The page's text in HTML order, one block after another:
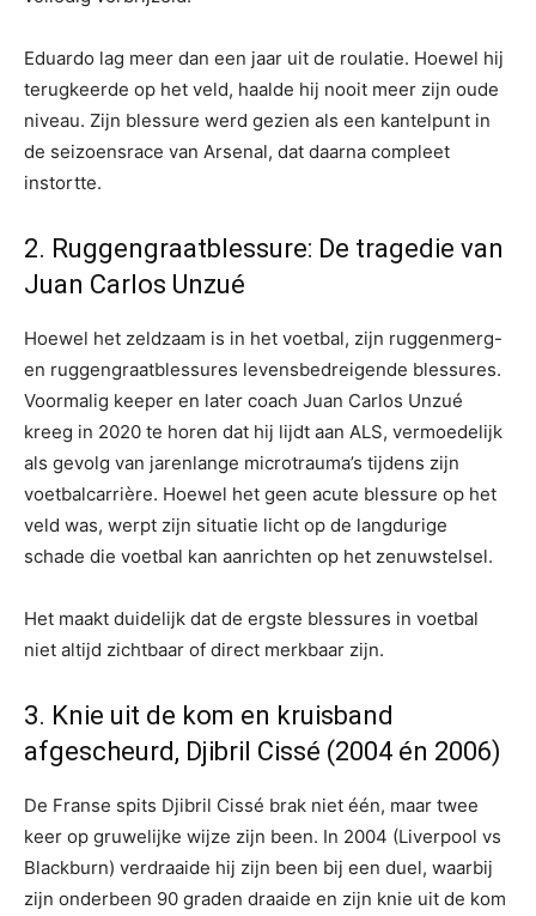
Eduardo lag meer dan een jaar uit de roulatie. Hoewel hij
terugkeerde op het veld, haalde hij nooit meer zijn oude
niveau. Zijn blessure werd gezien als een kantelpunt in
de seizoensrace van Arsenal, dat daarna compleet
instortte.
2. Ruggengraatblessure: De tragedie van
Juan Carlos Unzué
Hoewel het zeldzaam is in het voetbal, zijn ruggenmerg-
en ruggengraatblessures levensbedreigende blessures.
Voormalig keeper en later coach Juan Carlos Unzué
kreeg in 2020 te horen dat hij lijdt aan ALS, vermoedelijk
als gevolg van jarenlange microtrauma’s tijdens zijn
voetbalcarrière. Hoewel het geen acute blessure op het
veld was, werpt zijn situatie licht op de langdurige
schade die voetbal kan aanrichten op het zenuwstelsel.
Het maakt duidelijk dat de ergste blessures in voetbal
niet altijd zichtbaar of direct merkbaar zijn.
3. Knie uit de kom en kruisband
afgescheurd, Djibril Cissé (2004 én 2006)
De Franse spits Djibril Cissé brak niet één, maar twee
keer op gruwelijke wijze zijn been. In 2004 (Liverpool vs
Blackburn) verdraaide hij zijn been bij een duel, waarbij
zijn onderbeen 90 graden draaide en zijn knie uit de kom